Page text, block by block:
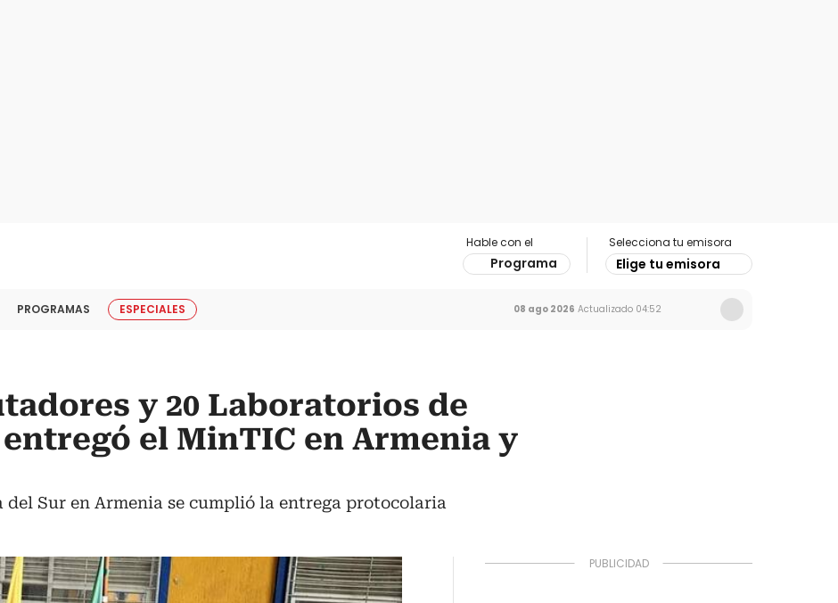
Hable con el
Programa
Selecciona tu emisora
Elige tu emisora
PROGRAMAS ESPECIALES 08 ago 2026 Actualizado 04:52
y 20 Laboratorios de
el MinTIC en Armenia y
del Sur en Armenia se cumplió la entrega protocolaria